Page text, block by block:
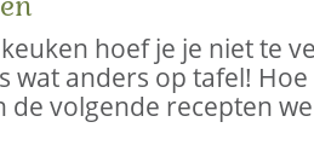
hoef je je niet te
wat anders op tafel!
de volgende recepten